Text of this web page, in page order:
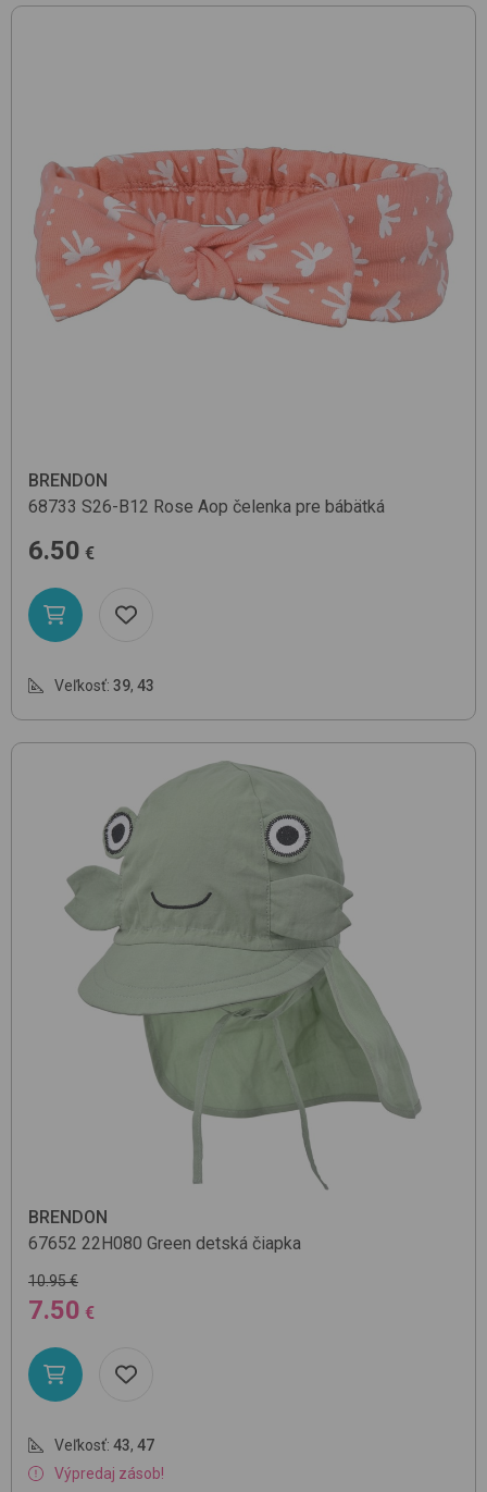
BRENDON
68733 S26-B12 Rose Aop čelenka pre bábätká
6.50 €
Veľkosť: 39, 43
BRENDON
67652 22H080 Green detská čiapka
10.95 €
7.50 €
Veľkosť: 43, 47
Výpredaj zásob!